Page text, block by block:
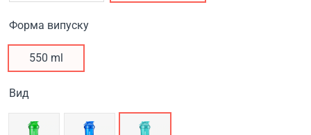
Форма випуску
550 ml
Вид